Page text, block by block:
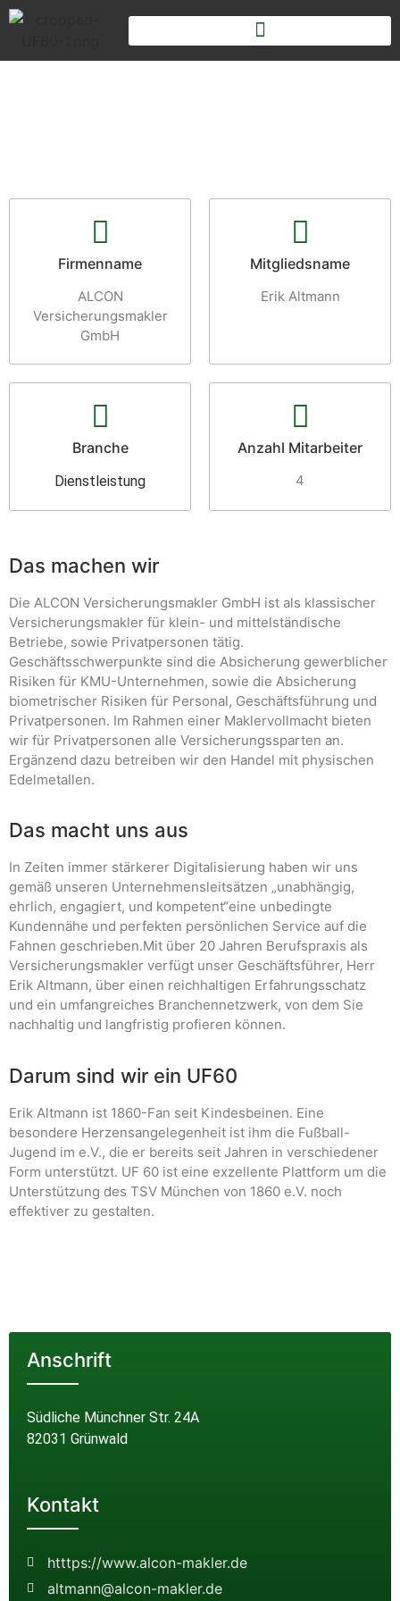
Firmenname
ALCON
Versicherungsmakler
GmbH
Mitgliedsname
Erik Altmann
Branche
Dienstleistung
Anzahl Mitarbeiter
4
Das machen wir
Die ALCON Versicherungsmakler GmbH ist als klassischer
Versicherungsmakler für klein- und mittelständische
Betriebe, sowie Privatpersonen tätig.
Geschäftsschwerpunkte sind die Absicherung gewerblicher
Risiken für KMU-Unternehmen, sowie die Absicherung
biometrischer Risiken für Personal, Geschäftsführung und
Privatpersonen. Im Rahmen einer Maklervollmacht bieten
wir für Privatpersonen alle Versicherungssparten an.
Ergänzend dazu betreiben wir den Handel mit physischen
Edelmetallen.
Das macht uns aus
In Zeiten immer stärkerer Digitalisierung haben wir uns
gemäß unseren Unternehmensleitsätzen „unabhängig,
ehrlich, engagiert, und kompetent“eine unbedingte
Kundennähe und perfekten persönlichen Service auf die
Fahnen geschrieben.Mit über 20 Jahren Berufspraxis als
Versicherungsmakler verfügt unser Geschäftsführer, Herr
Erik Altmann, über einen reichhaltigen Erfahrungsschatz
und ein umfangreiches Branchennetzwerk, von dem Sie
nachhaltig und langfristig profieren können.
Darum sind wir ein UF60
Erik Altmann ist 1860-Fan seit Kindesbeinen. Eine
besondere Herzensangelegenheit ist ihm die Fußball-
Jugend im e.V., die er bereits seit Jahren in verschiedener
Form unterstützt. UF 60 ist eine exzellente Plattform um die
Unterstützung des TSV München von 1860 e.V. noch
effektiver zu gestalten.
Anschrift
Südliche Münchner Str. 24A
82031 Grünwald
Kontakt
htttps://www.alcon-makler.de
altmann@alcon-makler.de